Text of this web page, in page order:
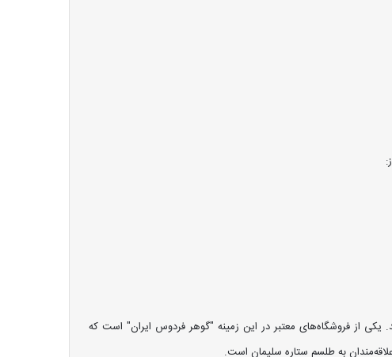
یکی از فروشگاه‌های معتبر در این زمینه "گوهر فردوس ایران" است که
به طلسم ستاره سلیمان است.